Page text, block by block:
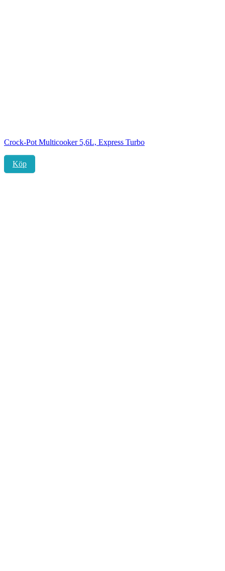
Crock-Pot Multicooker 5,6L, Express Turbo
Köp